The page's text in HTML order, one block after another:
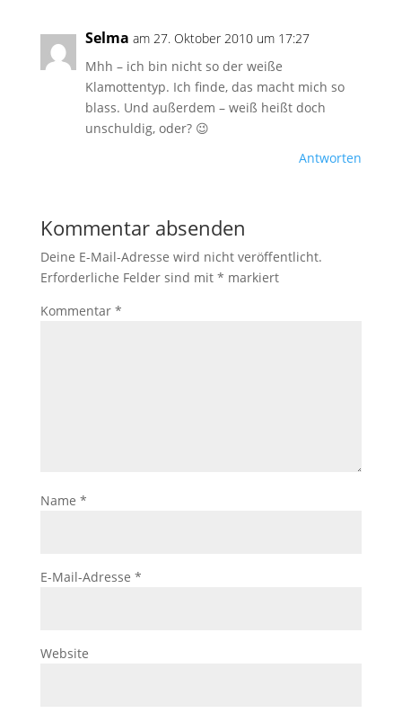
Selma am 27. Oktober 2010 um 17:27
Mhh – ich bin nicht so der weiße
Klamottentyp. Ich finde, das macht mich so
blass. Und außerdem – weiß heißt doch
unschuldig, oder? 😉
Antworten
Kommentar absenden
Deine E-Mail-Adresse wird nicht veröffentlicht.
Erforderliche Felder sind mit * markiert
Kommentar *
Name *
E-Mail-Adresse *
Website